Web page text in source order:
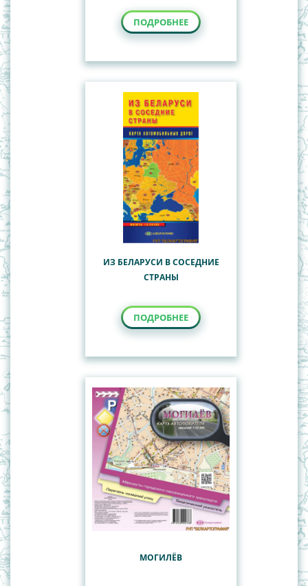
ПОДРОБНЕЕ
ИЗ БЕЛАРУСИ В СОСЕДНИЕ
СТРАНЫ
ПОДРОБНЕЕ
МОГИЛЁВ